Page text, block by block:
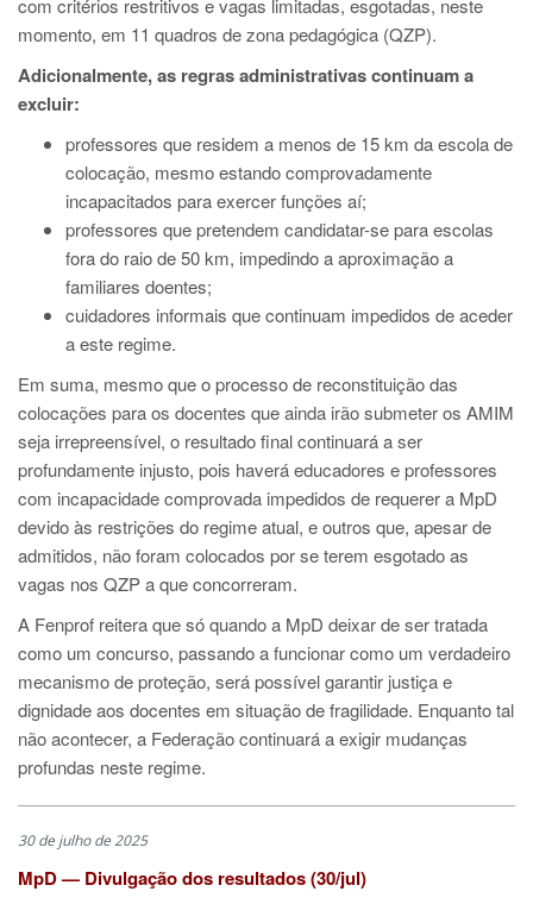
com critérios restritivos e vagas limitadas, esgotadas, neste
momento, em 11 quadros de zona pedagógica (QZP).
Adicionalmente, as regras administrativas continuam a
excluir:
professores que residem a menos de 15 km da escola de
colocação, mesmo estando comprovadamente
incapacitados para exercer funções aí;
professores que pretendem candidatar-se para escolas
fora do raio de 50 km, impedindo a aproximação a
familiares doentes;
cuidadores informais que continuam impedidos de aceder
a este regime.
Em suma, mesmo que o processo de reconstituição das
colocações para os docentes que ainda irão submeter os AMIM
seja irrepreensível, o resultado final continuará a ser
profundamente injusto, pois haverá educadores e professores
com incapacidade comprovada impedidos de requerer a MpD
devido às restrições do regime atual, e outros que, apesar de
admitidos, não foram colocados por se terem esgotado as
vagas nos QZP a que concorreram.
A Fenprof reitera que só quando a MpD deixar de ser tratada
como um concurso, passando a funcionar como um verdadeiro
mecanismo de proteção, será possível garantir justiça e
dignidade aos docentes em situação de fragilidade. Enquanto tal
não acontecer, a Federação continuará a exigir mudanças
profundas neste regime.
30 de julho de 2025
MpD — Divulgação dos resultados (30/jul)